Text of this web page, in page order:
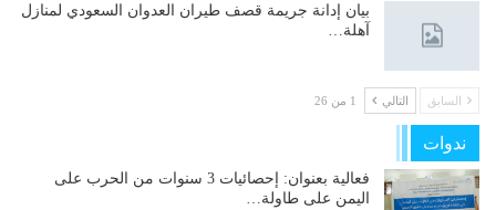
بيان إدانة جريمة قصف طيران العدوان السعودي لمنازل
آهلة…
السابق التالي 1 من 26
ندوات
فعالية بعنوان: إحصائيات 3 سنوات من الحرب على
اليمن على طاولة…